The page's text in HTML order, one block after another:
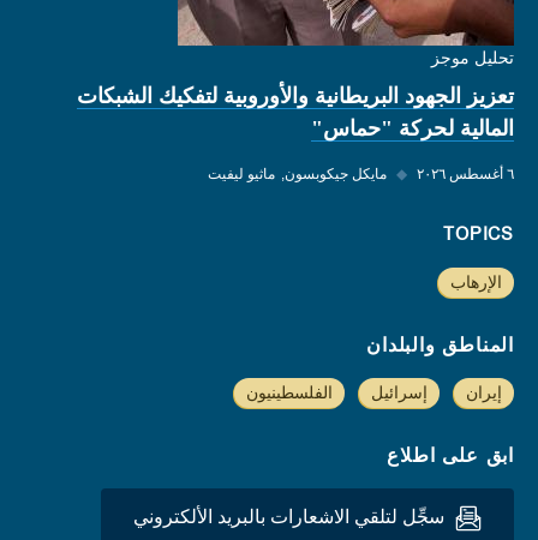
تحليل موجز
تعزيز الجهود البريطانية والأوروبية لتفكيك الشبكات
المالية لحركة "حماس"
٦ أغسطس ٢٠٢٦ ◆ مايكل جيكوبسون ماثيو ليفيت
TOPICS
الإرهاب
المناطق والبلدان
إيران إسرائيل الفلسطينيون
ابق على اطلاع
سجِّل لتلقي الاشعارات بالبريد الألكتروني